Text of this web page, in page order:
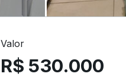
Valor
R$ 530.000